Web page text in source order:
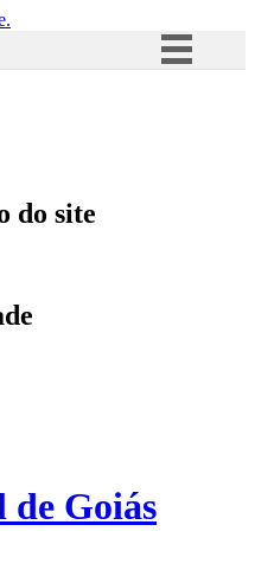
Acesso à informação
do site
Goiás